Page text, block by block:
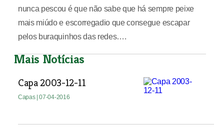
nunca pescou é que não sabe que há sempre peixe
mais miúdo e escorregadio que consegue escapar
pelos buraquinhos das redes….
Mais Notícias
Capa 2003-12-11
Capas | 07-04-2016